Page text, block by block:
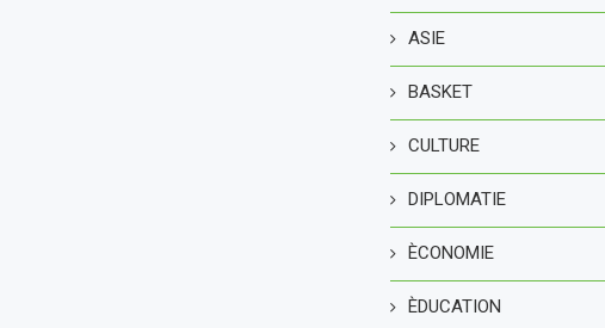
ASIE
BASKET
CULTURE
DIPLOMATIE
ÈCONOMIE
ÈDUCATION